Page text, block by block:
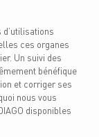
ces organes
Un suivi des
bénéfique
et corriger ses
nous vous
disponibles